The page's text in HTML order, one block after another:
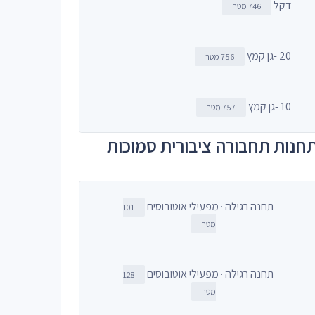
דקל 746 מטר
20 -גן קמץ 756 מטר
10 -גן קמץ 757 מטר
תחבורה ציבורית סמוכות
תחנה רגילה · מפעילי אוטובוסים
101
מטר
תחנה רגילה · מפעילי אוטובוסים
128
מטר